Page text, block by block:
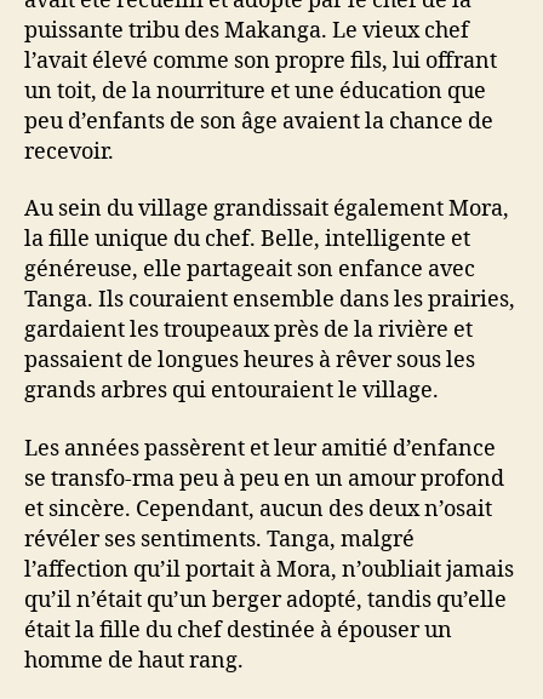
puissante tribu des Makanga. Le vieux chef
l’avait élevé comme son propre fils, lui offrant
un toit, de la nourriture et une éducation que
peu d’enfants de son âge avaient la chance de
recevoir.
Au sein du village grandissait également Mora,
la fille unique du chef. Belle, intelligente et
généreuse, elle partageait son enfance avec
Tanga. Ils couraient ensemble dans les prairies,
gardaient les troupeaux près de la rivière et
passaient de longues heures à rêver sous les
grands arbres qui entouraient le village.
Les années passèrent et leur amitié d’enfance
se transfo-rma peu à peu en un amour profond
et sincère. Cependant, aucun des deux n’osait
révéler ses sentiments. Tanga, malgré
l’affection qu’il portait à Mora, n’oubliait jamais
qu’il n’était qu’un berger adopté, tandis qu’elle
était la fille du chef destinée à épouser un
homme de haut rang.